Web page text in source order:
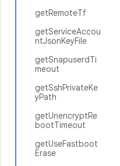
getRemoteTf
getServiceAccou
ntJsonKeyFile
getSnapuserdTi
meout
getSshPrivateKe
yPath
getUnencryptRe
bootTimeout
getUseFastboot
Erase